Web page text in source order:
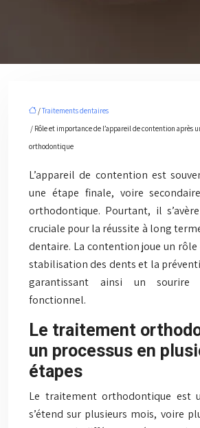
/Traitements dentaires
/ Rôle et importance de l’appareil de contention après
orthodontique
L’appareil de contention est
une étape finale, voire
orthodontique. Pourtant, il
cruciale pour la réussite à long
dentaire. La contention joue un
stabilisation des dents et la
garantissant ainsi un sourire
fonctionnel.
Le traitement
un processus en
étapes
Le traitement orthodontique est
s’étend sur plusieurs mois, voire